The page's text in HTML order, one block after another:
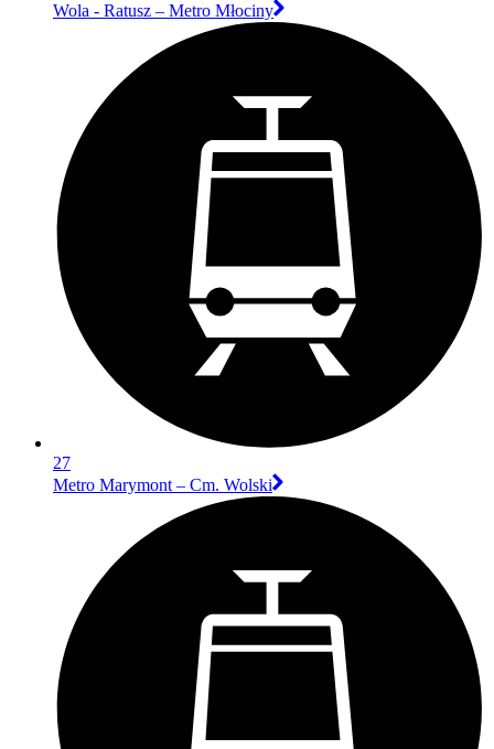
Wola - Ratusz – Metro Młociny
27
Metro Marymont – Cm. Wolski